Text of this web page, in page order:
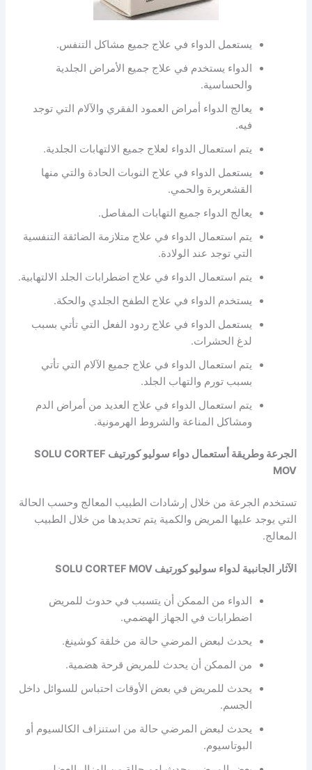
يستعمل الدواء في علاج جميع مشاكل التنفس.
الدواء يستخدم في علاج جميع الأمراض الجلدية
والحساسية.
يعالج الدواء أمراض العمود الفقري والآلام التي توجد
فيه.
يتم استعمال الدواء لعلاج جميع الالتهابات الجلدية.
يستعمل الدواء في علاج النوبات الحادة والتي منها
القشعريرة والحمي.
يعالج الدواء جميع التهابات المفاصل.
يتم استعمال الدواء في علاج متلازمة الضائقة التنفسية
التي توجد عند الولادة.
يتم استعمال الدواء في علاج اضطرابات الجلد الالتهابية.
يستخدم الدواء في علاج الطفح الجلدي والحكة.
يستعمل الدواء في علاج ردود الفعل التي تأتي بسبب
لدغ الحشرات.
يتم استعمال الدواء في علاج جميع الآلام التي تأتي
بسبب تورم والتهاب الجلد.
يتم استعمال الدواء في علاج العديد من أمراض الدم
ومشاكل المناعة والشروط الهرمونية.
الجرعة وطريقة أستعمال دواء سوليو كورتيف SOLU CORTEF
MOV
تستخدم الجرعة من خلال إرشادات الطبيب المعالج وحسب الحالة
التي يوجد عليها المريض والكمية يتم تحديدها من خلال الطبيب
المعالج.
الآثار الجانبية لدواء سوليو كورتيف SOLU CORTEF MOV
الدواء من الممكن أن يتسبب في حدوث للمريض
اضطرابات في الجهاز الهضمي.
يحدث لبعض المرضي حالة من خلقة كوشينغ.
من الممكن أن يحدث للمريض قرحة هضمية.
يحدث للمريض في بعض الأوقات احتباس للسوائل داخل
الجسم.
يحدث لبعض المرضي حالة من استنزاف الكالسيوم أو
البوتاسيوم.